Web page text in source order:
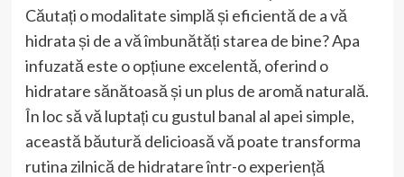
Căutați o modalitate simplă și eficientă de a vă
hidrata și de a vă îmbunătăți starea de bine? Apa
infuzată este o opțiune excelentă, oferind o
hidratare sănătoasă și un plus de aromă naturală.
În loc să vă luptați cu gustul banal al apei simple,
această băutură delicioasă vă poate transforma
rutina zilnică de hidratare într-o experiență